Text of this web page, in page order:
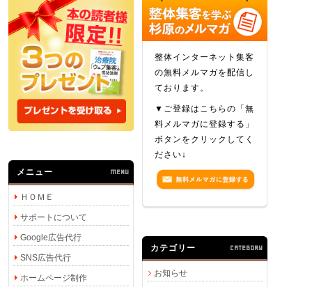
整体インターネット集客
の無料メルマガを配信し
ております。
▼ご登録はこちらの「無
料メルマガに登録する」
ボタンをクリックしてく
ださい↓
メニュー
MENU
ＨＯＭＥ
サポートについて
Google広告代行
SNS広告代行
ホームページ制作
カテゴリー CATEGORY
お知らせ